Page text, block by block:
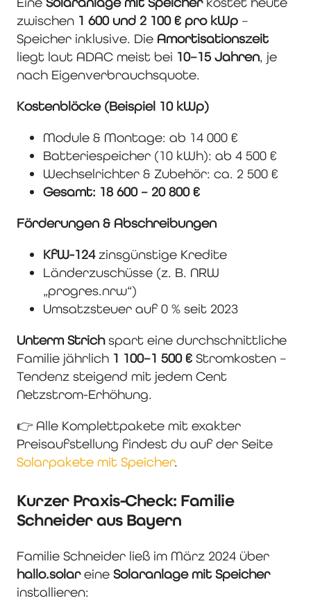
zwischen 1 600 und 2 100 € pro kWp–
Speicher inklusive. Die Amortisationszeit
liegt laut ADAC meist bei 10–15 Jahren, je
nach Eigenverbrauchsquote.
Kostenblöcke (Beispiel 10 kWp)
Module & Montage: ab 14 000 €
Batteriespeicher (10 kWh): ab 4 500 €
Wechselrichter & Zubehör: ca. 2 500 €
Gesamt: 18 600 – 20 800 €
Förderungen & Abschreibungen
KfW-124zinsgünstige Kredite
Länderzuschüsse (z. B. NRW
„progres.nrw“)
Umsatzsteuer auf 0 % seit 2023
Unterm Strichspart eine durchschnittliche
Familie jährlich 1 100–1 500 €Stromkosten –
Tendenz steigend mit jedem Cent
Netzstrom-Erhöhung.
👉 Alle Komplettpakete mit exakter
Preisaufstellung findest du auf der Seite
Solarpakete mit Speicher.
Kurzer Praxis-Check: Familie
Schneider aus Bayern
Familie Schneider ließ im März 2024 über
hallo.solareine Solaranlage mit Speicher
installieren: